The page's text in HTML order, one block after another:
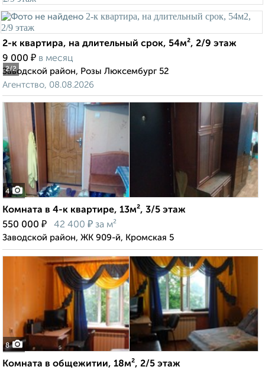
2/2
2-к квартира, на длительный срок, 54м², 2/9 этаж
9 000 ₽ в месяц
Заводской район, Розы Люксембург 52
Агентство, 08.08.2026
4
Комната в 4-к квартире, 13м², 3/5 этаж
550 000 ₽ 42 400 ₽ за м²
Заводской район, ЖК 909-й, Кромская 5
8
Комната в общежитии, 18м², 2/5 этаж